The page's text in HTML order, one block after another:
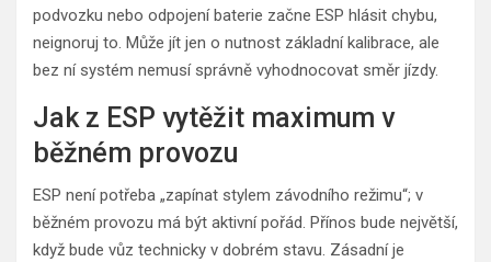
podvozku nebo odpojení baterie začne ESP hlásit chybu,
neignoruj to. Může jít jen o nutnost základní kalibrace, ale
bez ní systém nemusí správně vyhodnocovat směr jízdy.
Jak z ESP vytěžit maximum v
běžném provozu
ESP není potřeba „zapínat stylem závodního režimu“; v
běžném provozu má být aktivní pořád. Přínos bude největší,
když bude vůz technicky v dobrém stavu. Zásadní je